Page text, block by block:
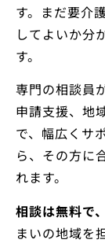
す。まだ要介
してよいか分
す。
専門の相談員
申請支援、地
で、幅広くサ
ら、その方に
れます。
相談は無料で
まいの地域を